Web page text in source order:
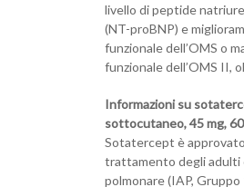
livello di peptide
(NT-proBNP) e
funzionale dell’OMS o
funzionale dell’OMS II,
Informazioni su
sottocutaneo, 45 mg,
Sotatercept è
trattamento degli adulti
polmonare (IAP, Gruppo